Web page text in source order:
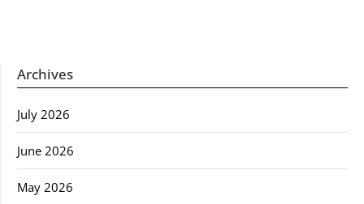
Archives
July 2026
June 2026
May 2026